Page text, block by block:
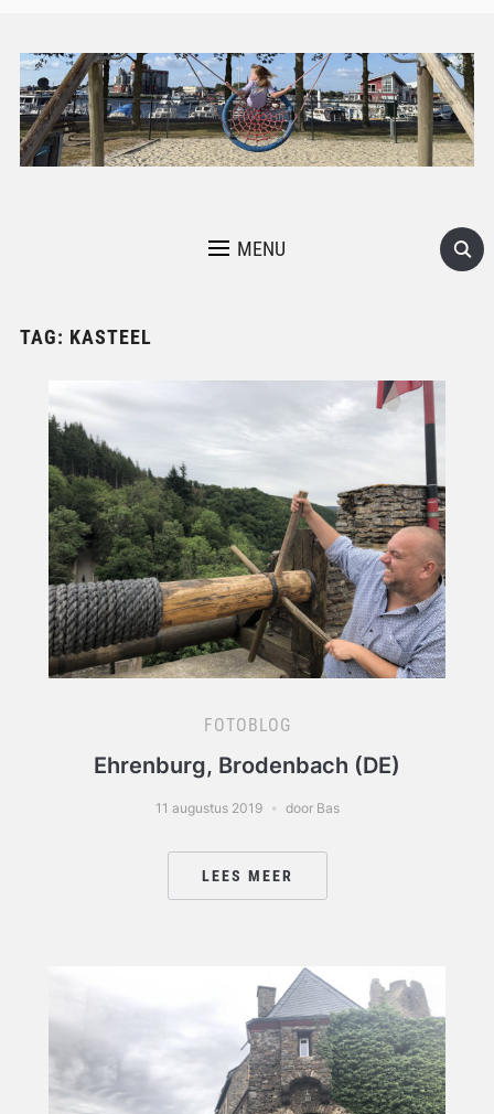
MENU
TAG: KASTEEL
FOTOBLOG
Ehrenburg, Brodenbach (DE)
11 augustus 2019 door Bas
LEES MEER